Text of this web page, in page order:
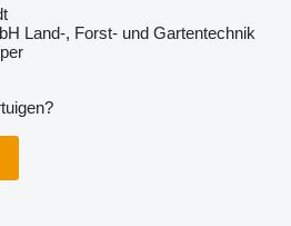
Land-, Forst- und Gartentechnik